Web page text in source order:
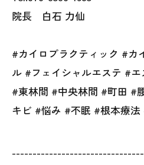
院長 白石 力仙
#カイロプラクティック #カ
ル #フェイシャルエステ #
#東林間 #中央林間 #町田 #
キビ #悩み #不眠 #根本療法